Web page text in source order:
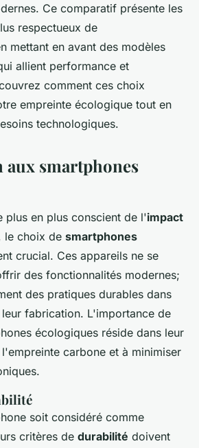
Ce comparatif présente les
respectueux de
mettant en avant des modèles
allient performance et
comment ces choix
empreinte écologique tout en
technologiques.
smartphones
plus en plus conscient de l'impact
le choix de smartphones
crucial. Ces appareils ne se
des fonctionnalités modernes;
des pratiques durables dans
fabrication. L'importance de
écologiques réside dans leur
carbone et à minimiser
soit considéré comme
critères de durabilité doivent